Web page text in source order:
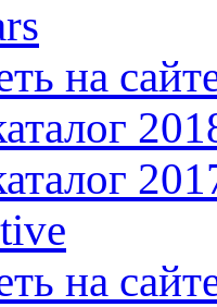
на
на